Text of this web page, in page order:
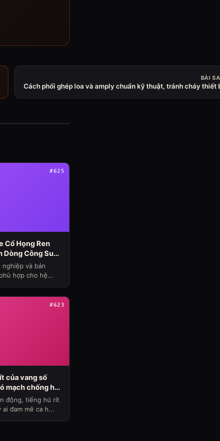
BÀI
Cách phối ghép loa và amply chuẩn kỹ thuật, tránh cháy thiết
#625
Cổ Họng Ren
Dòng Công Suất
loa máy ngày
và bán
hợp cho hệ
#623
của vang số
mạch chống hú
(Chủ đề loa
động, tiếng hú rít
đam mê ca h...